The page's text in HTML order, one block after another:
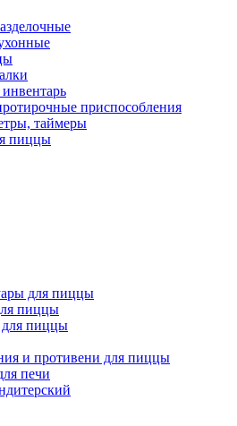
приспособления
таймеры
пиццы
для пиццы
пиццы
пиццы
и противени для пиццы
печи